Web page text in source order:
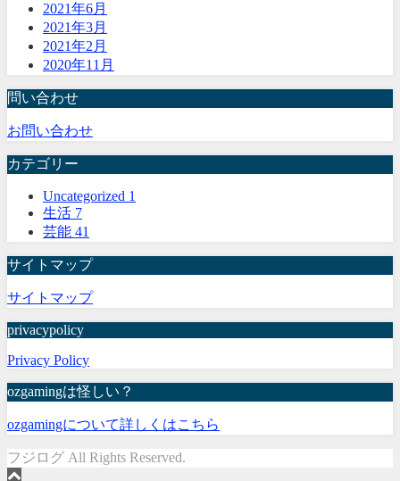
2021年6月
2021年3月
2021年2月
2020年11月
問い合わせ
お問い合わせ
カテゴリー
Uncategorized 1
生活 7
芸能 41
サイトマップ
サイトマップ
privacypolicy
Privacy Policy
ozgamingは怪しい？
ozgamingについて詳しくはこちら
フジログ All Rights Reserved.